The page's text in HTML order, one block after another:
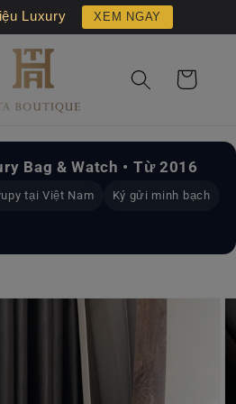
Luxury XEM NGAY
Giỏ
hàng
Bag & Watch • Từ 2016
tại Việt Nam Ký gửi minh bạch